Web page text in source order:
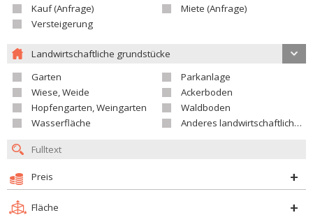
Kauf (Anfrage)
Miete (Anfrage)
Versteigerung
Landwirtschaftliche grundstücke
Garten
Parkanlage
Wiese, Weide
Ackerboden
Hopfengarten, Weingarten
Waldboden
Wasserfläche
Anderes landwirtschaftliches Grundstück
Preis
Fläche